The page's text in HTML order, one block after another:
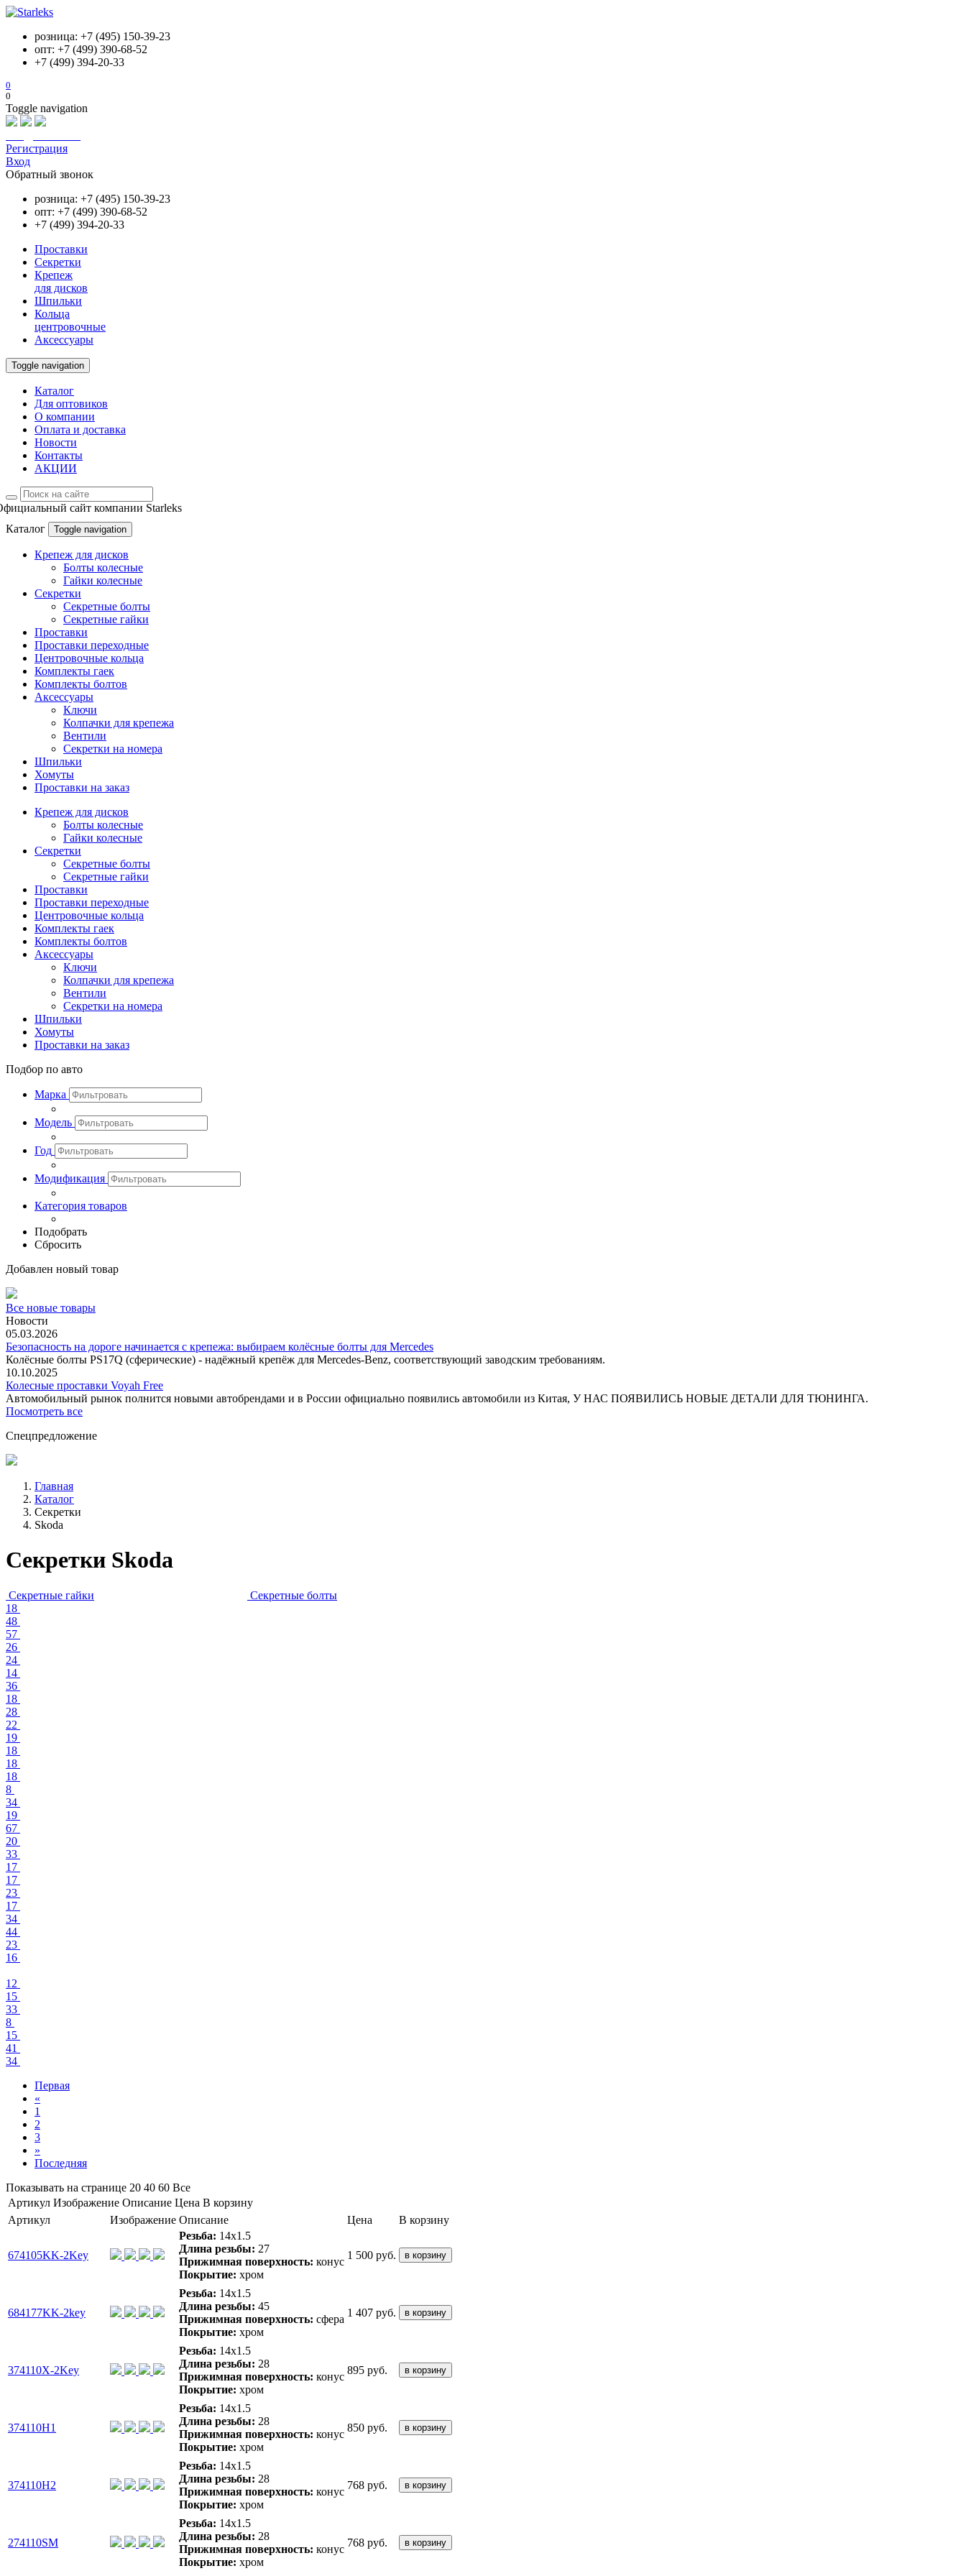
розница: +7 (495) 150-39-23
опт: +7 (499) 390-68-52
+7 (499) 394-20-33
0
0
Toggle navigation
Регистрация
Вход
Обратный звонок
розница: +7 (495) 150-39-23
опт: +7 (499) 390-68-52
+7 (499) 394-20-33
Проставки
Секретки
Крепеж
для дисков
Шпильки
Кольца
центровочные
Аксессуары
Toggle navigation
Каталог
Для оптовиков
О компании
Оплата и доставка
Новости
Контакты
АКЦИИ
сайт компании Starleks
Каталог
Toggle navigation
Крепеж для дисков
Болты колесные
Гайки колесные
Секретки
Секретные болты
Секретные гайки
Проставки
Проставки переходные
Центровочные кольца
Комплекты гаек
Комплекты болтов
Аксессуары
Ключи
Колпачки для крепежа
Вентили
Секретки на номера
Шпильки
Хомуты
Проставки на заказ
Крепеж для дисков
Болты колесные
Гайки колесные
Секретки
Секретные болты
Секретные гайки
Проставки
Проставки переходные
Центровочные кольца
Комплекты гаек
Комплекты болтов
Аксессуары
Ключи
Колпачки для крепежа
Вентили
Секретки на номера
Шпильки
Хомуты
Проставки на заказ
Подбор по авто
Марка
Модель
Год
Модификация
Категория товаров
Подобрать
Сбросить
Добавлен новый товар
Все новые товары
Новости
05.03.2026
Безопасность на дороге начинается с крепежа: выбираем колёсные болты для Mercedes
Колёсные болты PS17Q (сферические) - надёжный крепёж для Mercedes‑Benz, соответствующий заводским требованиям.
10.10.2025
Колесные проставки Voyah Free
Автомобильный рынок полнится новыми автобрендами и в России официально появились автомобили из Китая, У НАС ПОЯВИЛИСЬ НОВЫЕ ДЕТАЛИ ДЛЯ ТЮНИНГА.
Посмотреть все
Спецпредложение
Главная
Каталог
Секретки
Skoda
Секретки Skoda
Секретные гайки
Секретные болты
18
48
57
26
24
14
36
18
28
22
19
18
18
18
8
34
19
67
20
33
17
17
23
17
34
44
23
16
12
15
33
8
15
41
34
Первая
«
1
2
3
»
Последняя
Показывать на странице 20 40 60 Все
Артикул Изображение Описание Цена В корзину
Артикул
Изображение Описание Цена В корзину
674105KK-2Key
Резьба: 14x1.5
Длина резьбы: 27
Прижимная поверхность: конус
Покрытие: хром
1 500 руб. в корзину
684177KK-2key
Резьба: 14x1.5
Длина резьбы: 45
Прижимная поверхность: сфера
Покрытие: хром
1 407 руб. в корзину
374110X-2Key
Резьба: 14x1.5
Длина резьбы: 28
Прижимная поверхность: конус
Покрытие: хром
895 руб. в корзину
374110H1
Резьба: 14x1.5
Длина резьбы: 28
Прижимная поверхность: конус
Покрытие: хром
850 руб. в корзину
374110H2
Резьба: 14x1.5
Длина резьбы: 28
Прижимная поверхность: конус
Покрытие: хром
768 руб. в корзину
274110SM
Резьба: 14x1.5
Длина резьбы: 28
Прижимная поверхность: конус
Покрытие: хром
768 руб. в корзину